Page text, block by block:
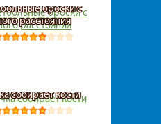
броски с
расстояния
собирает кости